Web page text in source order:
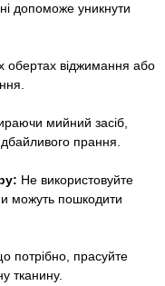
допоможе уникнути
обертах віджимання або
мийний засіб,
прання.
Не використовуйте
можуть пошкодити
потрібно, прасуйте
тканину.